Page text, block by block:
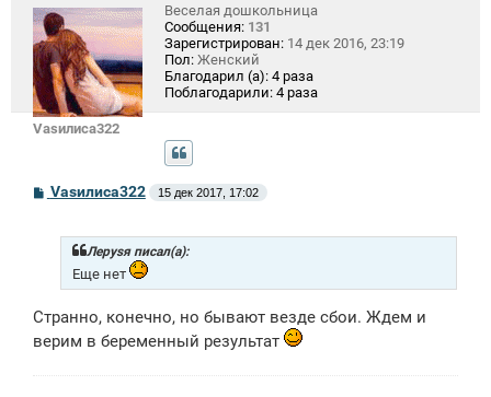
Vasилиса322
Веселая дошкольница
Сообщения: 131
Зарегистрирован: 14 дек 2016, 23:19
Пол: Женский
Благодарил (а): 4 раза
Поблагодарили: 4 раза
С
о
е
Vasилиса322 15 дек 2017, 17:02
Лeрysя писал(а):
Еще нет
Странно, конечно, но бывают везде сбои. Ждем и
верим в беременный результат